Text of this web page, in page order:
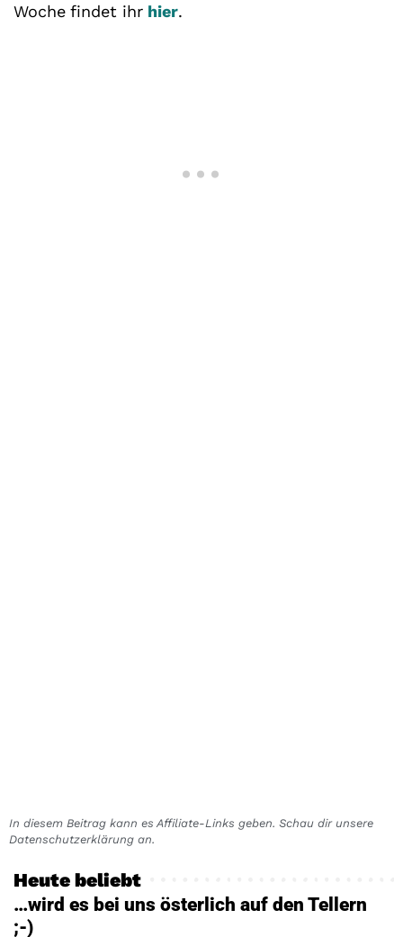
Woche findet ihr hier.
In diesem Beitrag kann es Affiliate-Links geben. Schau dir unsere
Datenschutzerklärung an.
Heute beliebt
…wird es bei uns österlich auf den Tellern
;-)